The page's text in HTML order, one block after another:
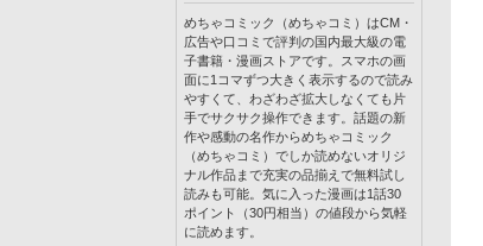
めちゃコミック（めちゃコミ）はCM・
広告や口コミで評判の国内最大級の電
子書籍・漫画ストアです。スマホの画
面に1コマずつ大きく表示するので読み
やすくて、わざわざ拡大しなくても片
手でサクサク操作できます。話題の新
作や感動の名作からめちゃコミック
（めちゃコミ）でしか読めないオリジ
ナル作品まで充実の品揃えで無料試し
読みも可能。気に入った漫画は1話30
ポイント（30円相当）の値段から気軽
に読めます。